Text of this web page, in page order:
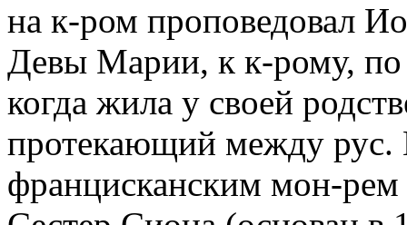
на к-ром проповедовал
Девы Марии, к к-рому, по
когда жила у своей
протекающий между
францисканским мон-